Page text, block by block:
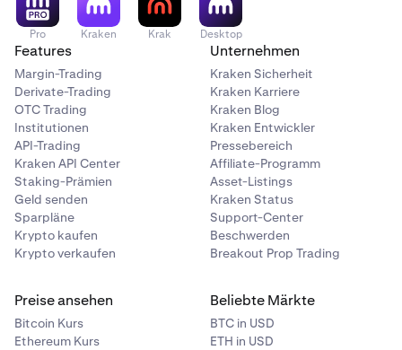
Pro Kraken Krak Desktop
Features
Margin-Trading
Derivate-Trading
OTC Trading
Institutionen
API-Trading
Kraken API Center
Staking-Prämien
Geld senden
Sparpläne
Krypto kaufen
Krypto verkaufen
Unternehmen
Kraken Sicherheit
Kraken Karriere
Kraken Blog
Kraken Entwickler
Pressebereich
Affiliate-Programm
Asset-Listings
Kraken Status
Support-Center
Beschwerden
Breakout Prop Trading
Preise ansehen
Bitcoin Kurs
Ethereum Kurs
Beliebte Märkte
BTC in USD
ETH in USD